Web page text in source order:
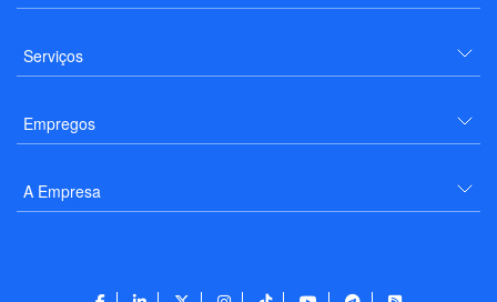
Serviços
Empregos
A Empresa